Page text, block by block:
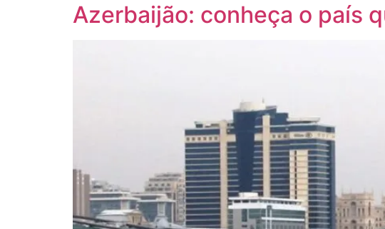
Azerbaijão: conheça o país